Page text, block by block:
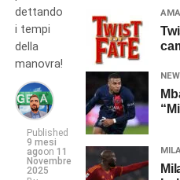
dettando
i tempi
della
manovra!
Published
9 mesi
agoon 11
Novembre
2025